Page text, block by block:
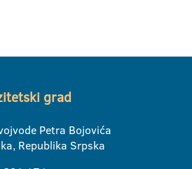
grad
Petra Bojovića
Republika Srpska